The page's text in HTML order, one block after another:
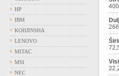
HP
IBM
KOHJINSHA
LENOVO
MITAC
MSI
NEC
ACER
APPLE
ASUS
DELL
FUJITSU
GATEWAY